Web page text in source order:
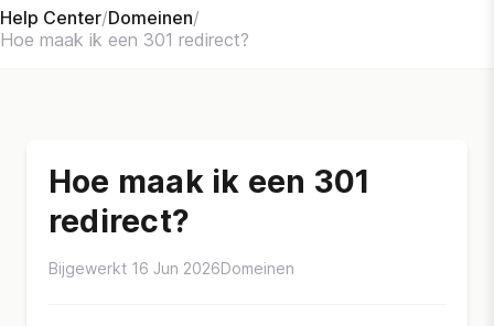
Help Center/Domeinen/
Hoe maak ik een 301 redirect?
Hoe maak ik een 301
redirect?
Bijgewerkt 16 Jun 2026Domeinen